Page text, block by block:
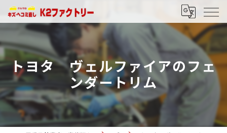
トヨタ ヴェルファイアのフェ
ンダートリム